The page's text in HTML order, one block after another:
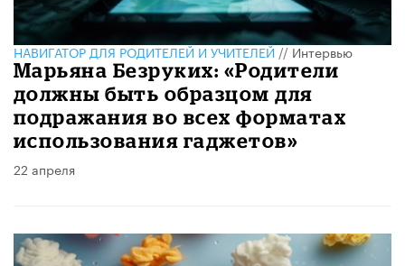
НАВИГАТОР ДЛЯ РОДИТЕЛЕЙ И УЧИТЕЛЕЙ//Интервью
Марьяна Безруких: «Родители
должны быть образцом для
подражания во всех форматах
использования гаджетов»
22 апреля